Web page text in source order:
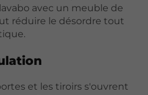
avec un meuble de
réduire le désordre tout
et les tiroirs s'ouvrent